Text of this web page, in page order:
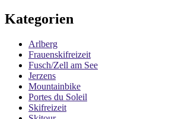
Kategorien
Arlberg
Frauenskifreizeit
Fusch/Zell am See
Jerzens
Mountainbike
Portes du Soleil
Skifreizeit